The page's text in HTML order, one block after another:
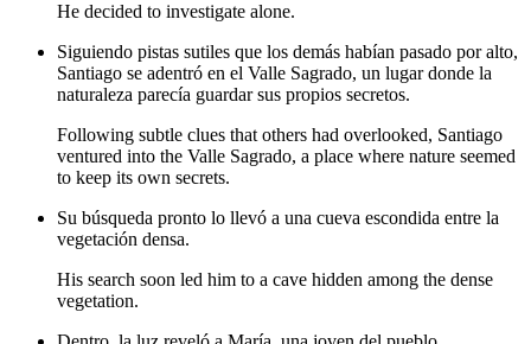
He decided to investigate alone.
Siguiendo pistas sutiles que los demás habían pasado por alto,
Santiago se adentró en el Valle Sagrado, un lugar donde la
naturaleza parecía guardar sus propios secretos.
Following subtle clues that others had overlooked, Santiago
ventured into the Valle Sagrado, a place where nature seemed
to keep its own secrets.
Su búsqueda pronto lo llevó a una cueva escondida entre la
vegetación densa.
His search soon led him to a cave hidden among the dense
vegetation.